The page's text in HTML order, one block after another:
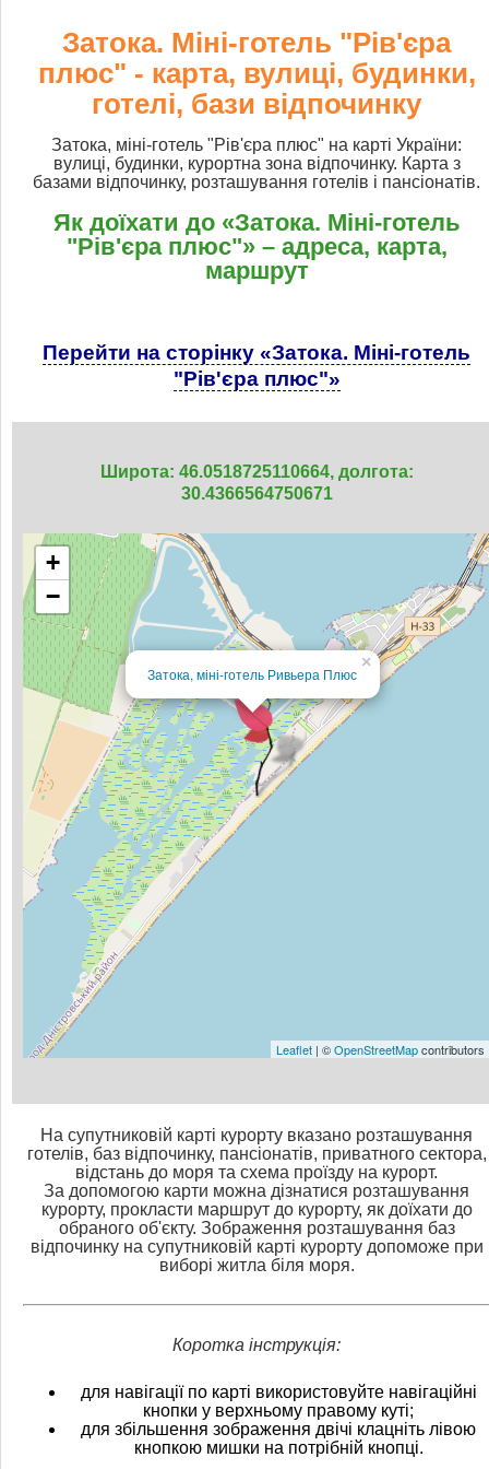
Затока. Міні-готель "Рів'єра
плюс" - карта, вулиці, будинки,
готелі, бази відпочинку
Затока, міні-готель "Рів'єра плюс" на карті України:
вулиці, будинки, курортна зона відпочинку. Карта з
базами відпочинку, розташування готелів і пансіонатів.
Як доїхати до «Затока. Міні-готель
"Рів'єра плюс"» – адреса, карта,
маршрут
Перейти на сторінку «Затока. Міні-готель
"Рів'єра плюс"»
Широта: 46.0518725110664, долгота:
30.4366564750671
Затока, міні-готель Ривьера Плюс
×
+
−
Leaflet | ©OpenStreetMapcontributors
На супутниковій карті курорту вказано розташування
готелів, баз відпочинку, пансіонатів, приватного сектора,
відстань до моря та схема проїзду на курорт.
За допомогою карти можна дізнатися розташування
курорту, прокласти маршрут до курорту, як доїхати до
обраного об'єкту. Зображення розташування баз
відпочинку на супутниковій карті курорту допоможе при
виборі житла біля моря.
Коротка інструкція:
для навігації по карті використовуйте навігаційні
кнопки у верхньому правому куті;
для збільшення зображення двічі клацніть лівою
кнопкою мишки на потрібній кнопці.